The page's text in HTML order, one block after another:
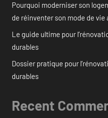
Pourquoi moderniser son
de réinventer son mode de vie
Le guide ultime pour
durables
Dossier pratique pour
durables
Recent